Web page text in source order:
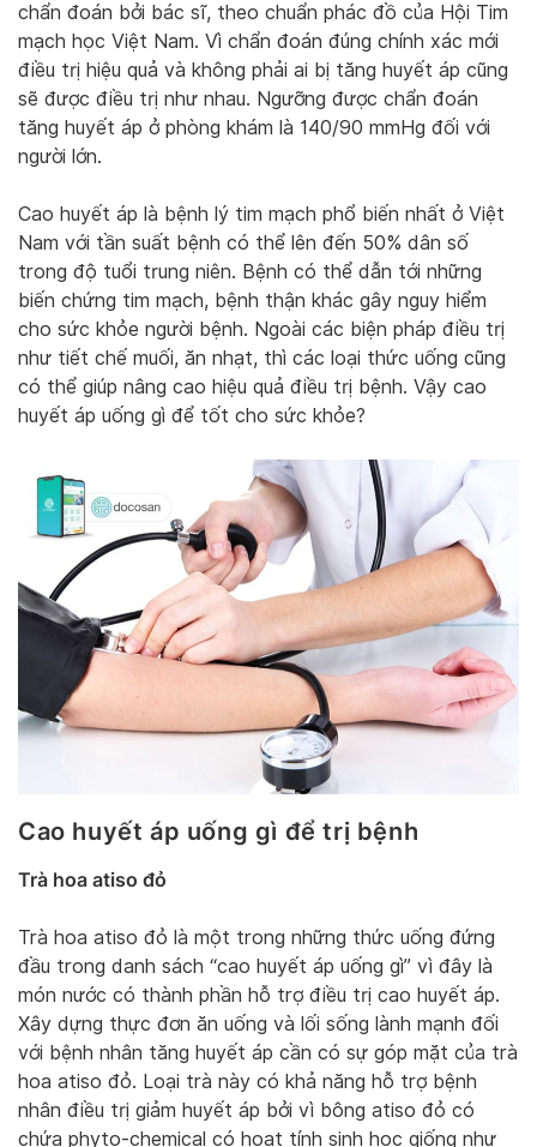
chẩn đoán bởi bác sĩ, theo chuẩn phác đồ của Hội Tim
mạch học Việt Nam. Vì chẩn đoán đúng chính xác mới
điều trị hiệu quả và không phải ai bị tăng huyết áp cũng
sẽ được điều trị như nhau. Ngưỡng được chẩn đoán
tăng huyết áp ở phòng khám là 140/90 mmHg đối với
người lớn.
Cao huyết áp là bệnh lý tim mạch phổ biến nhất ở Việt
Nam với tần suất bệnh có thể lên đến 50% dân số
trong độ tuổi trung niên. Bệnh có thể dẫn tới những
biến chứng tim mạch, bệnh thận khác gây nguy hiểm
cho sức khỏe người bệnh. Ngoài các biện pháp điều trị
như tiết chế muối, ăn nhạt, thì các loại thức uống cũng
có thể giúp nâng cao hiệu quả điều trị bệnh. Vậy cao
huyết áp uống gì để tốt cho sức khỏe?
Cao huyết áp uống gì để trị bệnh
Trà hoa atiso đỏ
Trà hoa atiso đỏ là một trong những thức uống đứng
đầu trong danh sách “cao huyết áp uống gì” vì đây là
món nước có thành phần hỗ trợ điều trị cao huyết áp.
Xây dựng thực đơn ăn uống và lối sống lành mạnh đối
với bệnh nhân tăng huyết áp cần có sự góp mặt của trà
hoa atiso đỏ. Loại trà này có khả năng hỗ trợ bệnh
nhân điều trị giảm huyết áp bởi vì bông atiso đỏ có
chứa phyto-chemical có hoạt tính sinh học giống như